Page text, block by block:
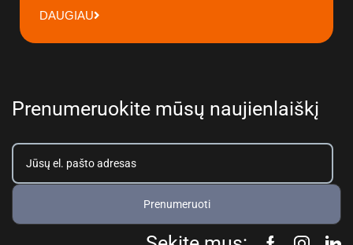
DAUGIAU
Prenumeruokite mūsų naujienlaiškį
Prenumeruoti